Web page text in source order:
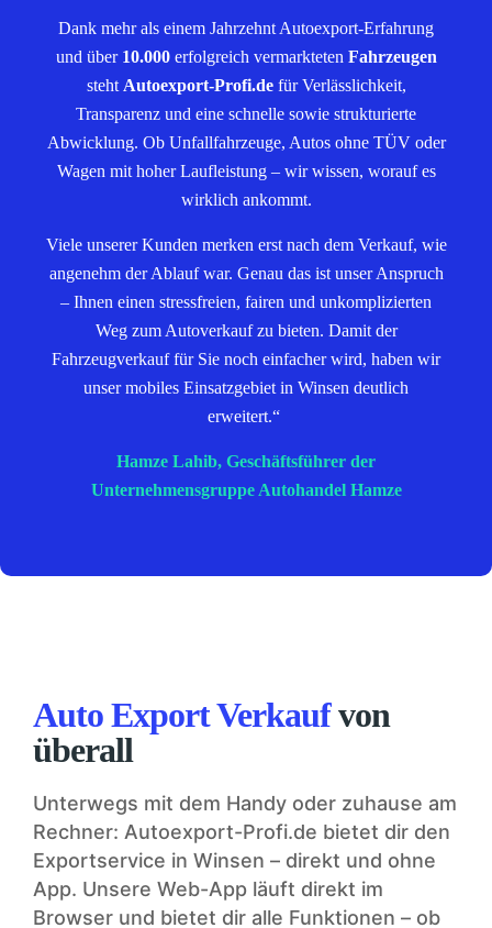
Dank mehr als einem Jahrzehnt Autoexport-Erfahrung
und über 10.000erfolgreich vermarkteten Fahrzeugen
steht Autoexport-Profi.defür Verlässlichkeit,
Transparenz und eine schnelle sowie strukturierte
Abwicklung. Ob Unfallfahrzeuge, Autos ohne TÜV oder
Wagen mit hoher Laufleistung – wir wissen, worauf es
wirklich ankommt.
Viele unserer Kunden merken erst nach dem Verkauf, wie
angenehm der Ablauf war. Genau das ist unser Anspruch
– Ihnen einen stressfreien, fairen und unkomplizierten
Weg zum Autoverkauf zu bieten. Damit der
Fahrzeugverkauf für Sie noch einfacher wird, haben wir
unser mobiles Einsatzgebiet in Winsen deutlich
erweitert.“
Hamze Lahib, Geschäftsführer der
Unternehmensgruppe Autohandel Hamze
Auto Export Verkaufvon
überall
Unterwegs mit dem Handy oder zuhause am
Rechner: Autoexport-Profi.de bietet dir den
Exportservice in Winsen – direkt und ohne
App. Unsere Web-App läuft direkt im
Browser und bietet dir alle Funktionen – ob